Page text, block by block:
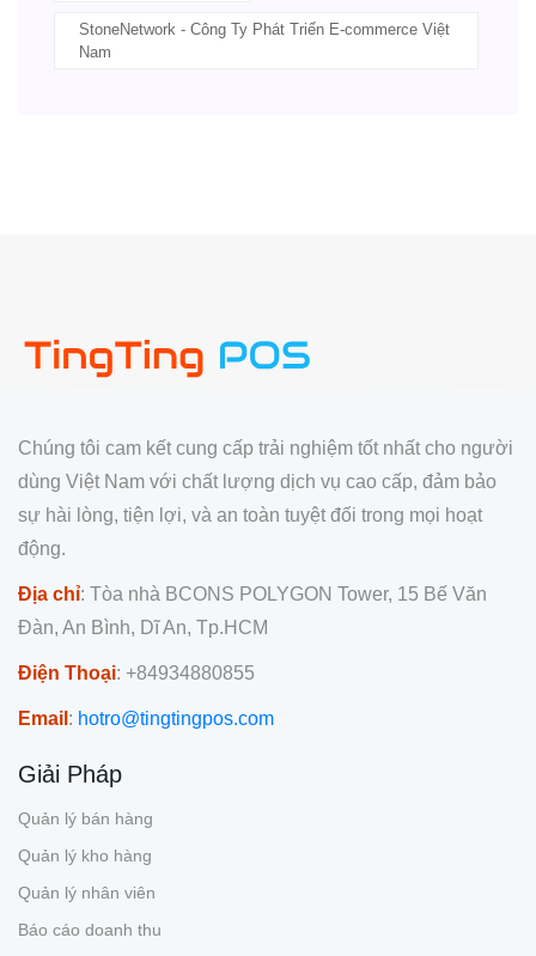
StoneNetwork - Công Ty Phát Triển E-commerce Việt
Nam
Chúng tôi cam kết cung cấp trải nghiệm tốt nhất cho người
dùng Việt Nam với chất lượng dịch vụ cao cấp, đảm bảo
sự hài lòng, tiện lợi, và an toàn tuyệt đối trong mọi hoạt
động.
Địa chỉ: Tòa nhà BCONS POLYGON Tower, 15 Bế Văn
Đàn, An Bình, Dĩ An, Tp.HCM
Điện Thoại: +84934880855
Email : hotro@tingtingpos.com
Giải Pháp
Quản lý bán hàng
Quản lý kho hàng
Quản lý nhân viên
Báo cáo doanh thu